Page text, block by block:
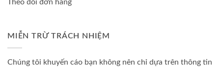
Theo dõi đơn hàng
MIỄN TRỪ TRÁCH NHIỆM
Chúng tôi khuyến cáo bạn không nên chỉ dựa trên thông tin